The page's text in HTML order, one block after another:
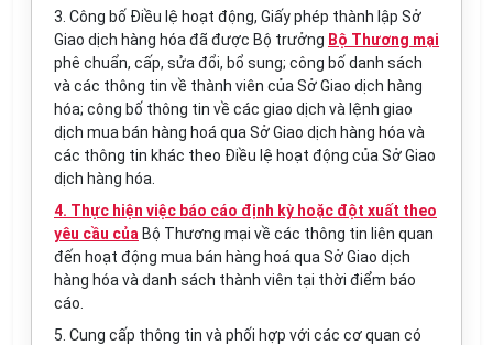
3. Công bố Điều lệ hoạt động, Giấy phép thành lập Sở
Giao dịch hàng hóa đã được Bộ trưởng Bộ Thương mại
phê chuẩn, cấp, sửa đổi, bổ sung; công bố danh sách
và các thông tin về thành viên của Sở Giao dịch hàng
hóa; công bố thông tin về các giao dịch và lệnh giao
dịch mua bán hàng hoá qua Sở Giao dịch hàng hóa và
các thông tin khác theo Điều lệ hoạt động của Sở Giao
dịch hàng hóa.
4. Thực hiện việc báo cáo định kỳ hoặc đột xuất theo
yêu cầu của Bộ Thương mại về các thông tin liên quan
đến hoạt động mua bán hàng hoá qua Sở Giao dịch
hàng hóa và danh sách thành viên tại thời điểm báo
cáo.
5. Cung cấp thông tin và phối hợp với các cơ quan có